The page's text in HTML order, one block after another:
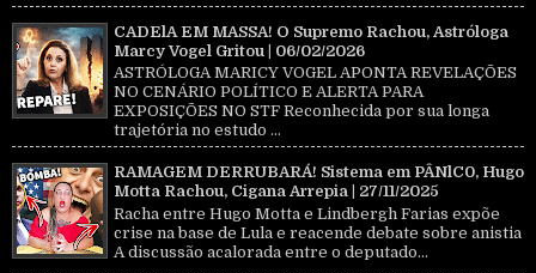
CADElA EM MASSA! O Supremo Rachou, Astróloga
Marcy Vogel Gritou | 06/02/2026
ASTRÓLOGA MARICY VOGEL APONTA REVELAÇÕES
NO CENÁRIO POLÍTICO E ALERTA PARA
EXPOSIÇÕES NO STF Reconhecida por sua longa
trajetória no estudo ...
RAMAGEM DERRUBARÁ! Sistema em PÂNlC0, Hugo
Motta Rachou, Cigana Arrepia | 27/11/2025
Racha entre Hugo Motta e Lindbergh Farias expõe
crise na base de Lula e reacende debate sobre anistia
A discussão acalorada entre o deputado...